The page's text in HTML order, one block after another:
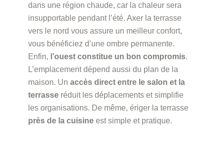
dans une région chaude, car la chaleur sera
insupportable pendant l’été. Axer la terrasse
vers le nord vous assure un meilleur confort,
vous bénéficiez d’une ombre permanente.
Enfin, l’ouest constitue un bon compromis.
L’emplacement dépend aussi du plan de la
maison. Un accès direct entre le salon et la
terrasseréduit les déplacements et simplifie
les organisations. De même, ériger la terrasse
près de la cuisineest simple et pratique.